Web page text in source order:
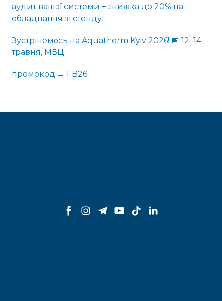
аудит вашої системи + знижка до 20% на
обладнання зі стенду.
Зустрінемось на Aquatherm Kyiv 2026! 📅 12–14
травня, МВЦ
промокод → FB26